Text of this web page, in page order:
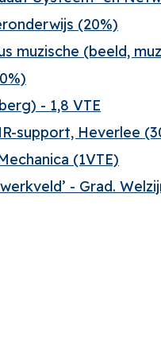
(20%)
muzische (beeld,
- 1,8 VTE
support, Heverlee
(1VTE)
- Grad.